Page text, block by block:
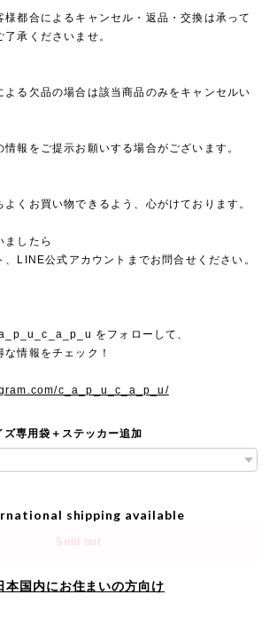
様都合によるキャンセル・返品・交換は承って
承くださいませ。
よる欠品の場合は該当商品のみをキャンセルい
報をご提示お願いする場合がございます。
くお買い物できるよう、心がけております。
ましたら
、LINE公式アカウントまでお問合せください。
をフォローして、
情報をチェック！
c_a_p_u_c_a_p_u/
専用袋＋ステッカー追加
shipping available
Sold out
本国内にお住まいの方向け